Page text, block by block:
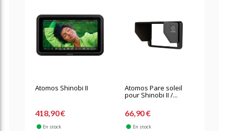
Atomos Shinobi II
418,90 €
En stock
Atomos Pare soleil
pour Shinobi II /...
66,90 €
En stock